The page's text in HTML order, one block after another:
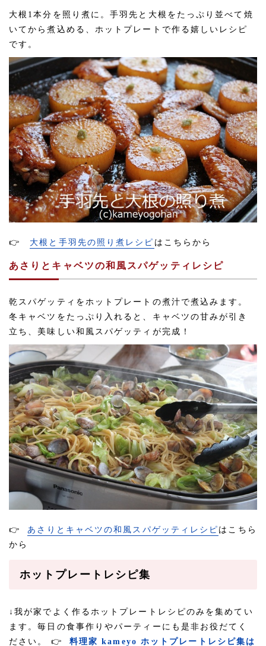
大根1本分を照り煮に。手羽先と大根をたっぷり並べて焼
いてから煮込める、ホットプレートで作る嬉しいレシピ
です。
👉 大根と手羽先の照り煮レシピ はこちらから
あさりとキャベツの和風スパゲッティレシピ
乾スパゲッティをホットプレートの煮汁で煮込みます。
冬キャベツをたっぷり入れると、キャベツの甘みが引き
立ち、美味しい和風スパゲッティが完成！
👉あさりとキャベツの和風スパゲッティレシピ はこちら
から
ホットプレートレシピ集
↓我が家でよく作るホットプレートレシピのみを集めてい
ます。毎日の食事作りやパーティーにも是非お役だてく
ださい。 👉 料理家 kameyo ホットプレートレシピ集は